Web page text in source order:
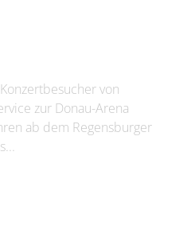
von
zur Donau-Arena
ab dem Regensburger